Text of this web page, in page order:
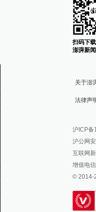
扫码下载
澎湃新
关于澎
法律声
报料
沪ICP备
沪公网
互联网
增值电
© 2014-